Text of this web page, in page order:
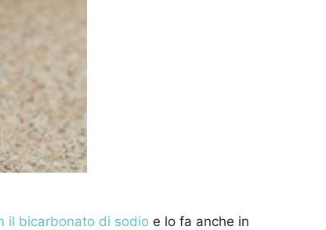
il bicarbonato di sodio e lo fa anche in